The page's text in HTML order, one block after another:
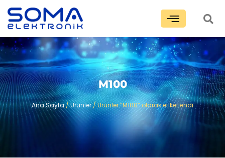
M100
Ana Sayfa/Ürünler/ Ürünler “M100” olarak etiketlendi